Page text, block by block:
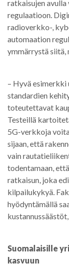
ratkaisujen avulla
regulaatioon.
radioverkko-,
automaation
ymmärrystä siitä,
– Hyvä esimerkki
standardien
toteutettavat
Testeillä
5G-verkkoja
sijaan, että
vain
todentamaan,
ratkaisun, joka
kilpailukykyä.
hyödyntämällä
Suomalaisille
kasvuun